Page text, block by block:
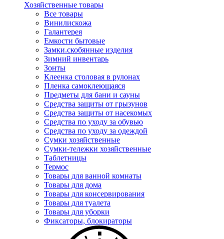
Хозяйственные товары
Все товары
Винилискожа
Галантерея
Емкости бытовые
Замки.скобянные изделия
Зимний инвентарь
Зонты
Клеенка столовая в рулонах
Пленка самоклеющаяся
Предметы для бани и сауны
Средства защиты от грызунов
Средства защиты от насекомых
Средства по уходу за обувью
Средства по уходу за одеждой
Сумки хозяйственные
Сумки-тележки хозяйственные
Таблетницы
Термос
Товары для ванной комнаты
Товары для дома
Товары для консервирования
Товары для туалета
Товары для уборки
Фиксаторы, блокираторы